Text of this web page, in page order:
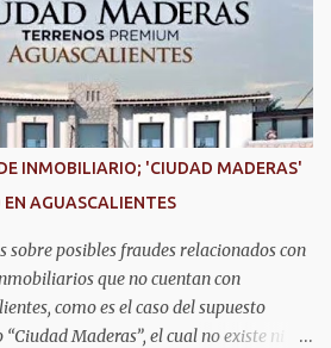
en las personas mayores de 60
deterioro cognitivo y
"Nuestros adultos mayores
familias y merecen todo nuestro respeto,
por eso, en el DIF Estatal impulsamos
cuidar su salud y a vivir esta etapa con
que necesitan", señaló la
Para acceder al servicio, las y los
la Dirección de Servi...
INMOBILIARIO; 'CIUDAD MADERAS'
AGUASCALIENTES
posibles fraudes relacionados con
que no cuentan con
como es el caso del supuesto
Maderas”, el cual no existe ni